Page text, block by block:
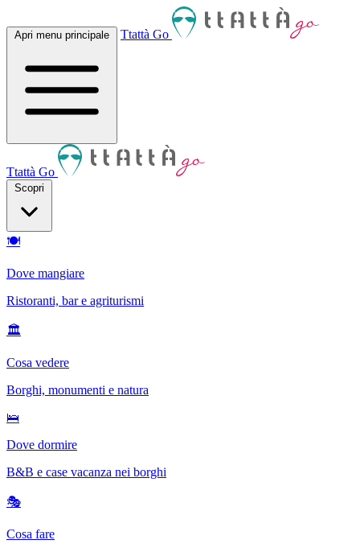
Apri menu principale Ttattà Go
Ttattà Go
Scopri
🍽
Dove mangiare
Ristoranti, bar e agriturismi
🏛
Cosa vedere
Borghi, monumenti e natura
🛌
Dove dormire
B&B e case vacanza nei borghi
🎭
Cosa fare